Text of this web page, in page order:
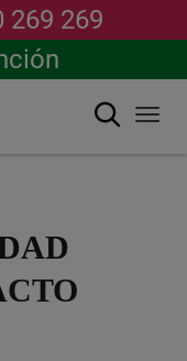
269 269
Buscar